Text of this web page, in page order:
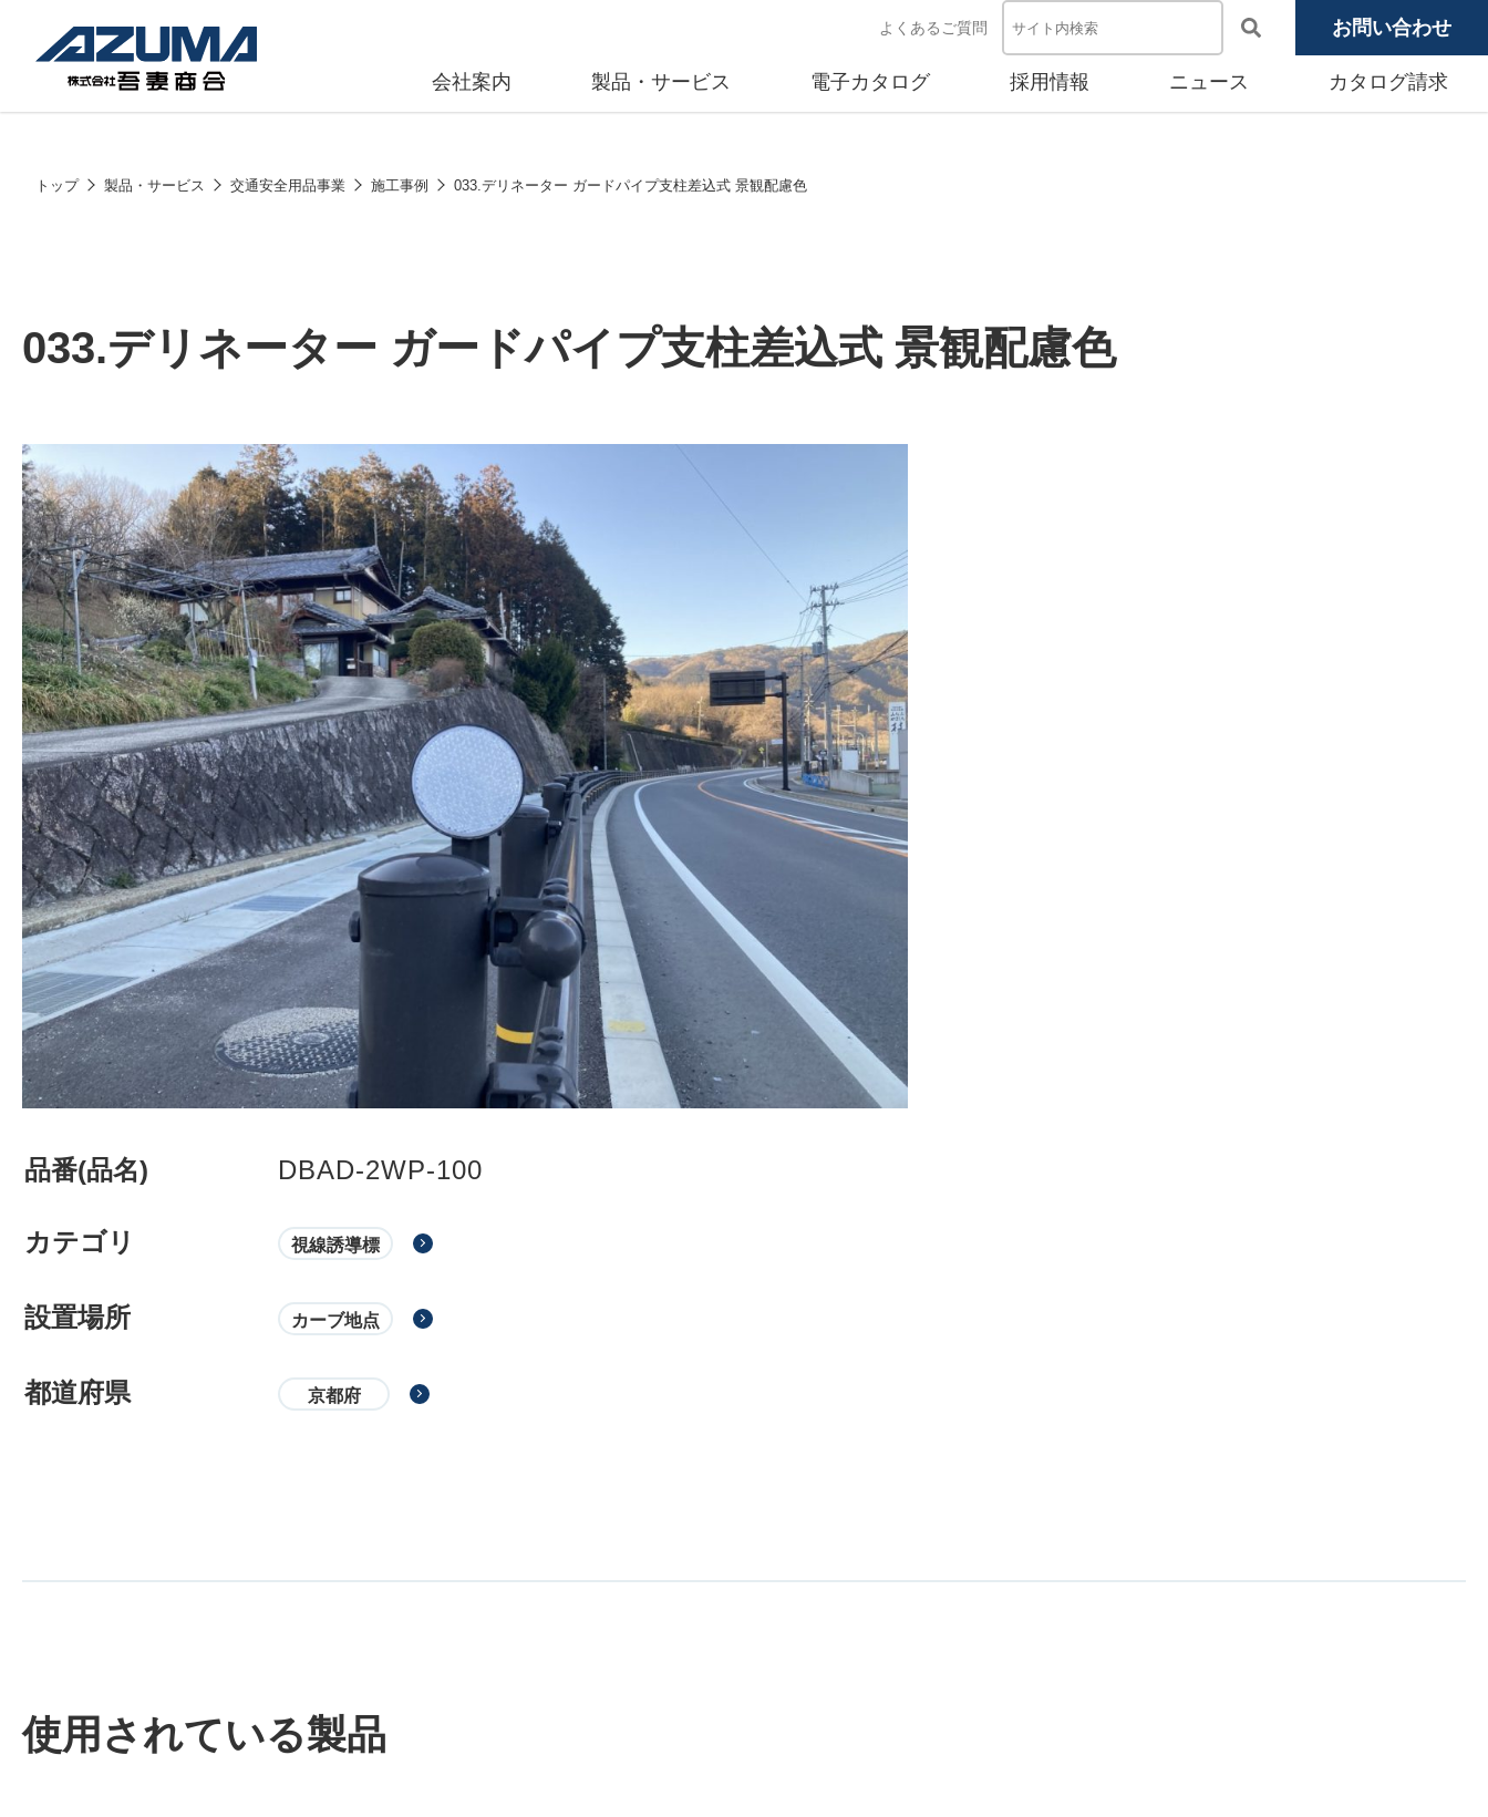
よくあるご質問 お問い合わせ
会社案内 製品・サービス 電子カタログ 採用情報 ニュース カタログ請求
株式会社吾妻製作所 会社案内
潤滑油
コークス・鋳物材料
商品データベース
お問い合わせ先一覧
不動産賃貸事業
トップ 製品・サービス 交通安全用品事業 施工事例 033.デリネーター ガードパイプ支柱差込式 景観配慮色
033.デリネーター ガードパイプ支柱差込式 景観配慮色
品番(品名) DBAD-2WP-100
カテゴリ 視線誘導標
設置場所 カーブ地点
都道府県 京都府
使用されている製品